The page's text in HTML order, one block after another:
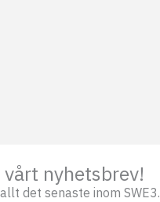
nyhetsbrev!
det senaste inom SWE3.